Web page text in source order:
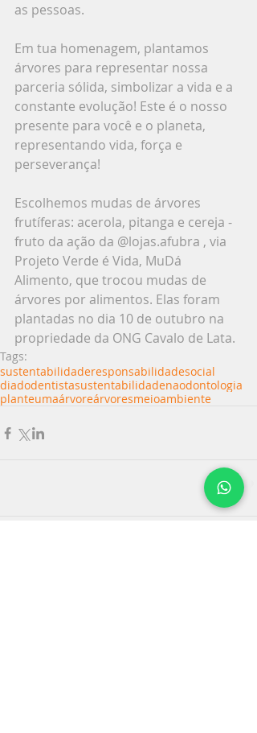
as pessoas.
Em tua homenagem, plantamos
árvores para representar nossa
parceria sólida, simbolizar a vida e a
constante evolução! Este é o nosso
presente para você e o planeta,
representando vida, força e
perseverança!
Escolhemos mudas de árvores
frutíferas: acerola, pitanga e cereja -
fruto da ação da @lojas.afubra , via
Projeto Verde é Vida, MuDá
Alimento, que trocou mudas de
árvores por alimentos. Elas foram
plantadas no dia 10 de outubro na
propriedade da ONG Cavalo de Lata.
Tags:
sustentabilidaderesponsabilidadesocial
diadodentistasustentabilidadenaodontologia
planteumaárvoreárvoresmeioambiente